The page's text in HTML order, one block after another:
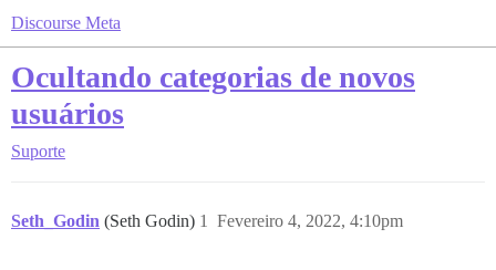
Discourse Meta
Ocultando categorias de novos
usuários
Suporte
Seth_Godin (Seth Godin) Fevereiro 4, 2022, 4:10pm
1